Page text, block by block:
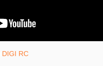
DIGI RC